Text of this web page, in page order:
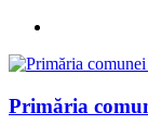
Primăria